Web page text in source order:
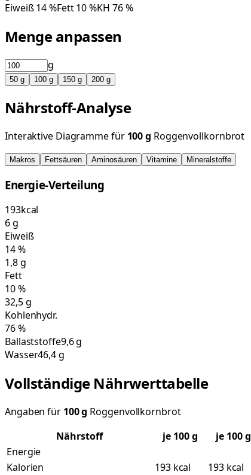
Eiweiß14%Fett10%KH 76%
Menge anpassen
g
50 g 100 g 150 g 200 g
Nährstoff-Analyse
Interaktive Diagramme für 100g Roggenvollkornbrot
Makros Fettsäuren Aminosäuren Vitamine Mineralstoffe
Energie-Verteilung
193kcal
6g
Eiweiß
14%
1,8g
Fett
10%
32,5g
Kohlenhydr.
76%
Ballaststoffe9,6 g
Wasser46,4 g
Vollständige Nährwerttabelle
Angaben für 100g Roggenvollkornbrot
Nährstoff
je 100g
je 100 g
Energie
Kalorien
193 kcal
193 kcal